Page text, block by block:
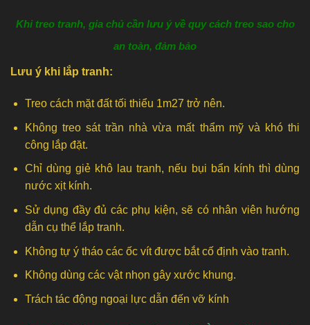
Khi treo tranh, gia chủ cần lưu ý về quy cách treo sao cho
an toàn, đảm bảo
Lưu ý khi lắp tranh:
Treo cách mặt đất tối thiểu 1m27 trở nên.
Không treo sát trần nhà vừa mất thẩm mỹ và khó thi
công lắp đặt.
Chỉ dùng giẻ khô lau tranh, nếu bụi bẩn kính thì dùng
nước xịt kính.
Sử dụng đầy đủ các phụ kiện, sẽ có nhân viên hướng
dẫn cụ thể lắp tranh.
Không tự ý tháo các ốc vít được bắt cố định vào tranh.
Không dùng các vật nhọn gây xước khung.
Trách tác động ngoại lực dẫn đến vỡ kính